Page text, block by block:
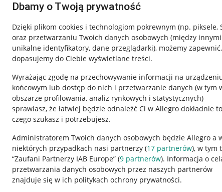
Dbamy o Twoją prywatność
Dzięki plikom cookies i technologiom pokrewnym (np. piksele,
oraz przetwarzaniu Twoich danych osobowych (między innymi
unikalne identyfikatory, dane przeglądarki), możemy
dopasujemy do Ciebie wyświetlane treści.
Wyrażając zgodę na przechowywanie informacji na
końcowym lub dostęp do nich i przetwarzanie danych (w tym
obszarze profilowania, analiz rynkowych i statystycznych)
sprawiasz, że łatwiej będzie odnaleźć Ci w Allegro dokładnie
czego szukasz i potrzebujesz.
Administratorem Twoich danych osobowych będzie Allegro a
niektórych przypadkach nasi partnerzy (17 partnerów), w tym
“Zaufani Partnerzy IAB Europe” (9 partnerów). Informacja o
przetwarzania danych osobowych przez naszych partnerów
znajduje się w ich politykach ochrony prywatności.
Nawigacja
Przydatne informacje
Jak to działa
Napisz do nas
Allegro Gadane dla sprzedających
Regulamin
Polityka
Ustawienia